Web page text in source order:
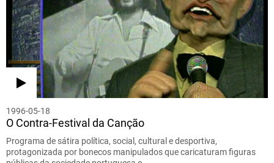
1996-05-18
O Contra-Festival da Canção
Programa de sátira política, social, cultural e desportiva,
protagonizada por bonecos manipulados que caricaturam figuras